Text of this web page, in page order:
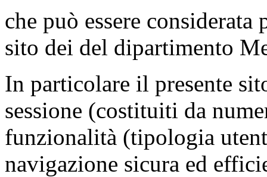
che può essere
sito dei del dipartimento
In particolare il presente
sessione (costituiti da
funzionalità (tipologia
navigazione sicura ed